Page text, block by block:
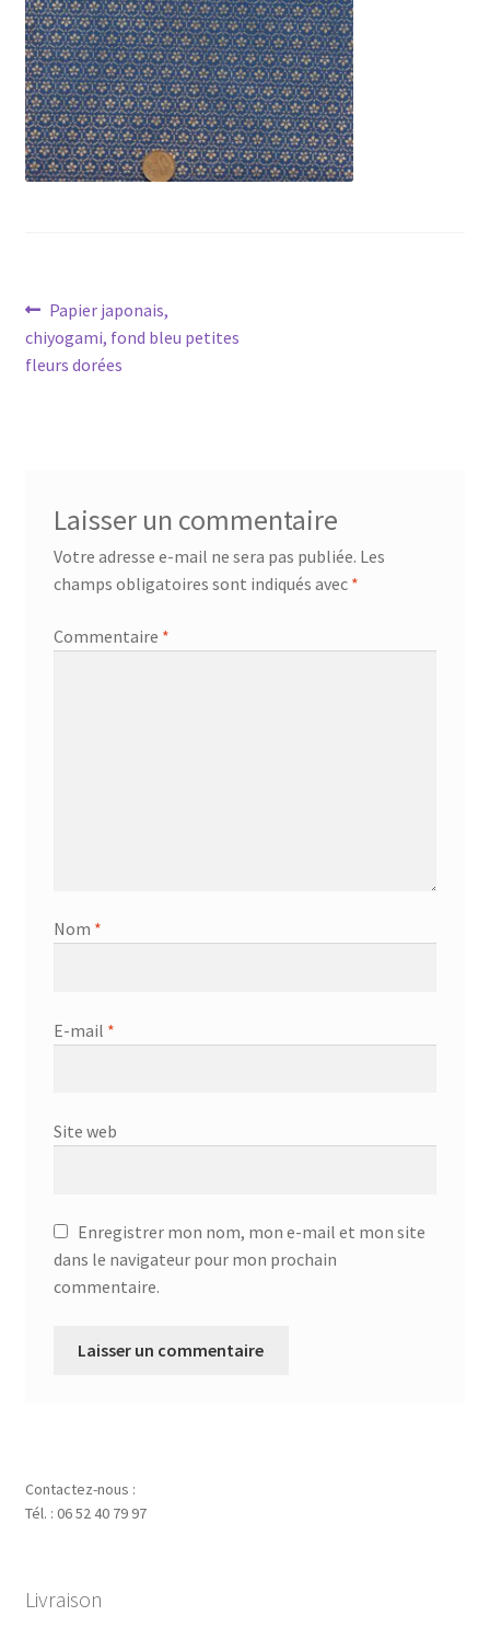
Navigation
de
Article
précédent :
Papier japonais,
chiyogami, fond bleu petites
fleurs dorées
Laisser un commentaire
Votre adresse e-mail ne sera pas publiée. Les
champs obligatoires sont indiqués avec *
Commentaire *
Nom *
E-mail *
Site web
Enregistrer mon nom, mon e-mail et mon site
dans le navigateur pour mon prochain
commentaire.
Contactez-nous :
Tél. : 06 52 40 79 97
Livraison